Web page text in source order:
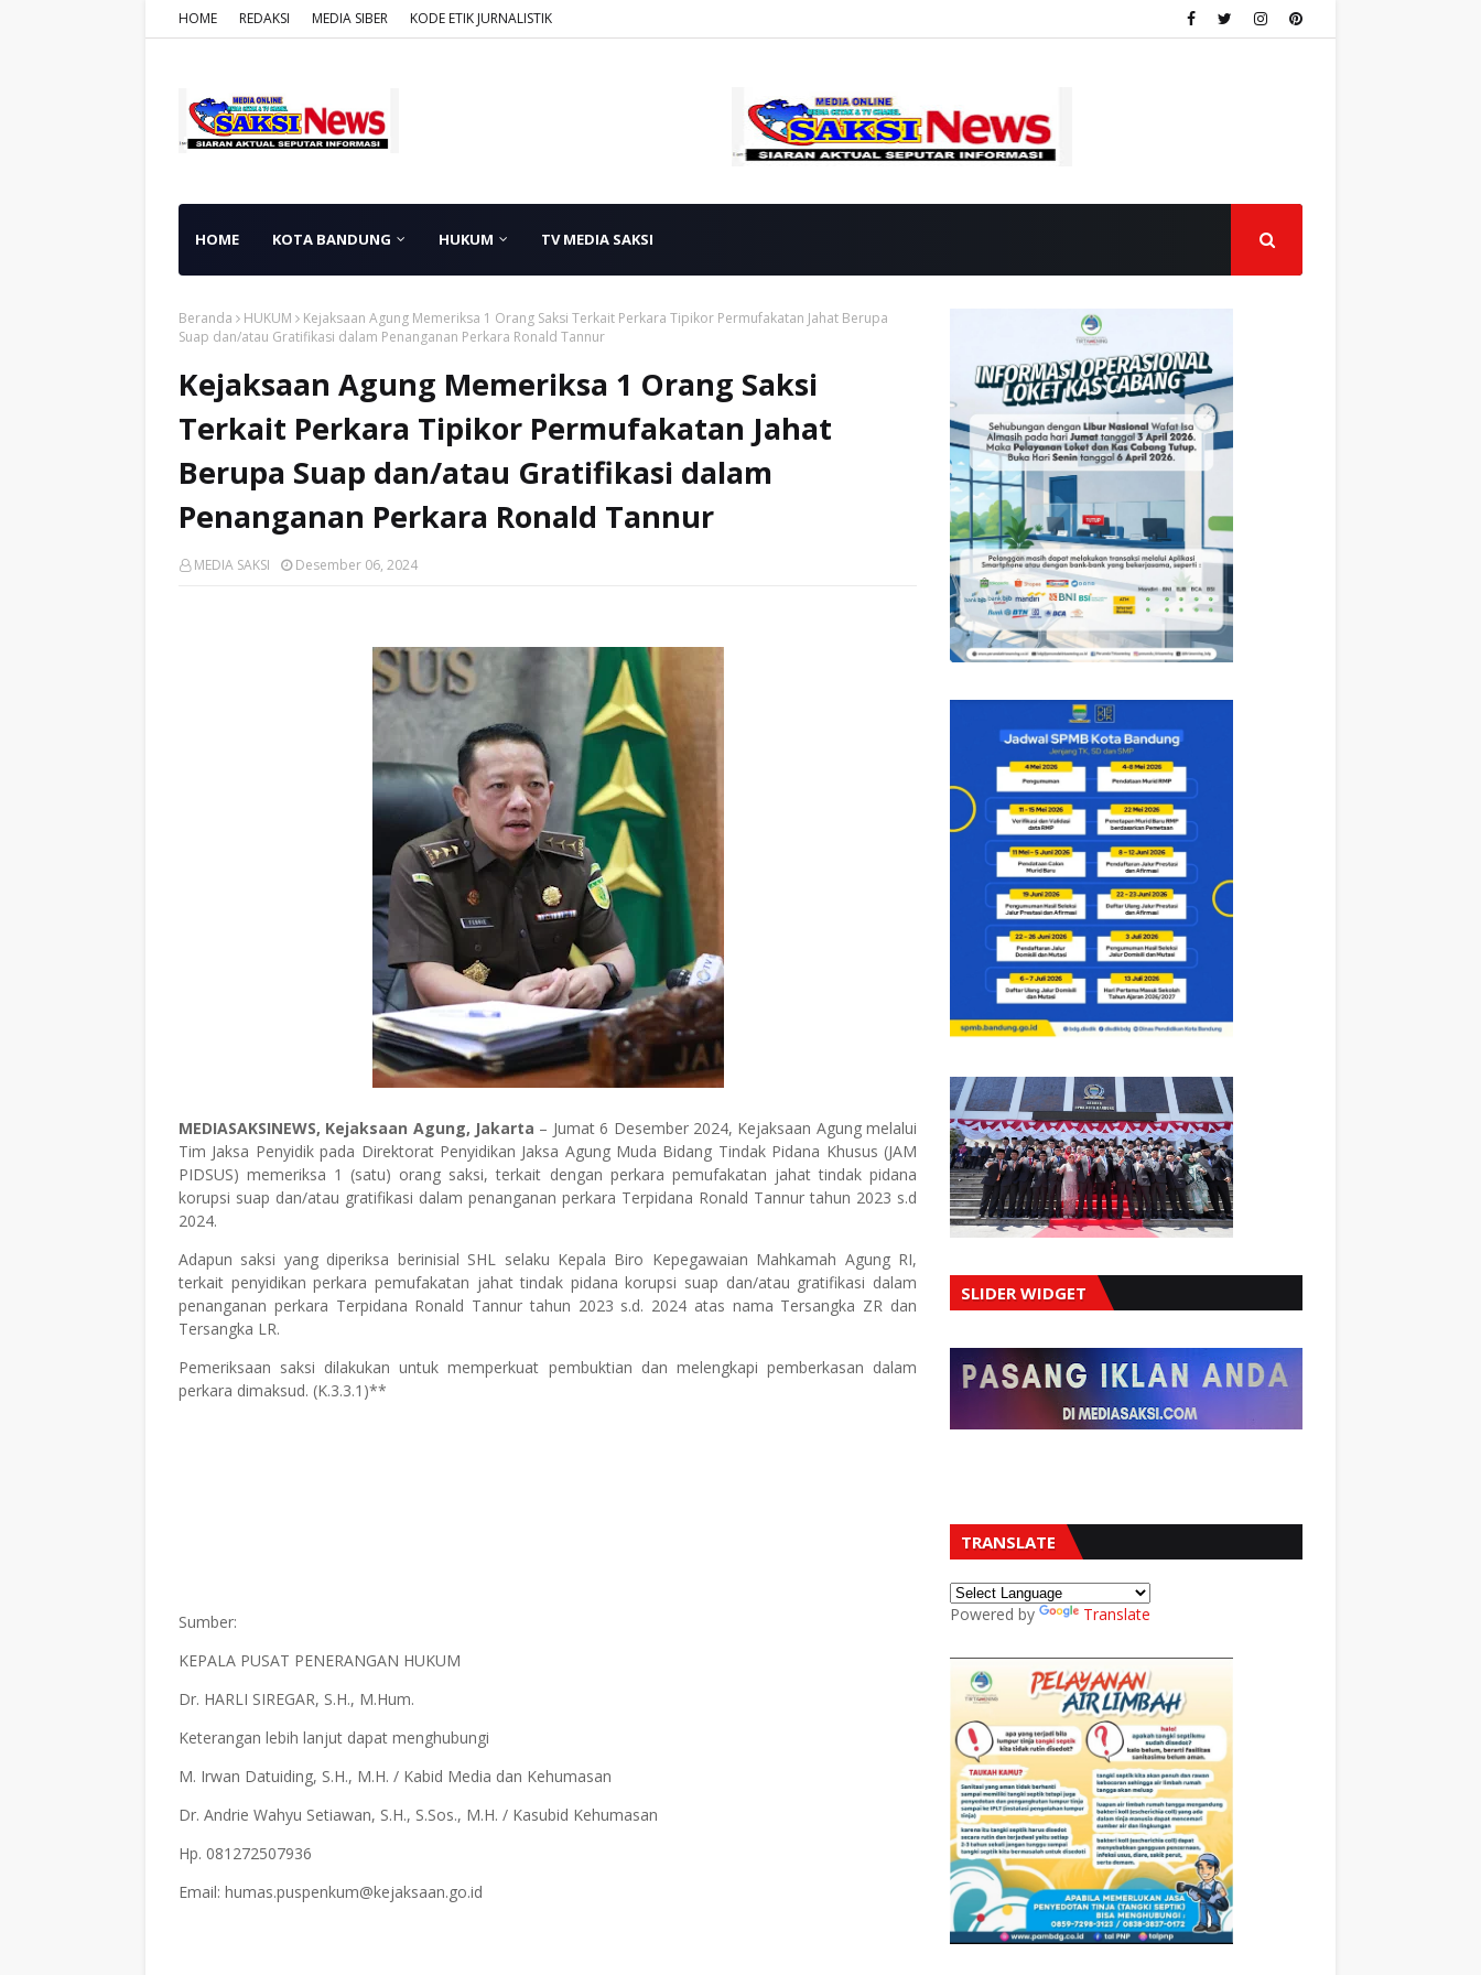
HOME REDAKSI MEDIA SIBER KODE ETIK JURNALISTIK
HOME KOTA BANDUNG HUKUM TV MEDIA SAKSI
Beranda HUKUM
Kejaksaan Agung Memeriksa 1 Orang Saksi Terkait Perkara Tipikor Permufakatan Jahat Berupa
Suap dan/atau Gratifikasi dalam Penanganan Perkara Ronald Tannur
Kejaksaan Agung Memeriksa 1 Orang Saksi
Terkait Perkara Tipikor Permufakatan Jahat
Berupa Suap dan/atau Gratifikasi dalam
Penanganan Perkara Ronald Tannur
MEDIA SAKSI Desember 06, 2024
MEDIASAKSINEWS, Kejaksaan Agung, Jakarta – Jumat 6 Desember 2024, Kejaksaan Agung melalui
Tim Jaksa Penyidik pada Direktorat Penyidikan Jaksa Agung Muda Bidang Tindak Pidana Khusus (JAM
PIDSUS) memeriksa 1 (satu) orang saksi, terkait dengan perkara pemufakatan jahat tindak pidana
korupsi suap dan/atau gratifikasi dalam penanganan perkara Terpidana Ronald Tannur tahun 2023 s.d
2024.
Adapun saksi yang diperiksa berinisial SHL selaku Kepala Biro Kepegawaian Mahkamah Agung RI,
terkait penyidikan perkara pemufakatan jahat tindak pidana korupsi suap dan/atau gratifikasi dalam
penanganan perkara Terpidana Ronald Tannur tahun 2023 s.d. 2024 atas nama Tersangka ZR dan
Tersangka LR.
Pemeriksaan saksi dilakukan untuk memperkuat pembuktian dan melengkapi pemberkasan dalam
perkara dimaksud. (K.3.3.1)**
Sumber:
KEPALA PUSAT PENERANGAN HUKUM
Dr. HARLI SIREGAR, S.H., M.Hum.
Keterangan lebih lanjut dapat menghubungi
M. Irwan Datuiding, S.H., M.H. / Kabid Media dan Kehumasan
Dr. Andrie Wahyu Setiawan, S.H., S.Sos., M.H. / Kasubid Kehumasan
Hp. 081272507936
Email: humas.puspenkum@kejaksaan.go.id
SLIDER WIDGET
TRANSLATE
Powered by Translate